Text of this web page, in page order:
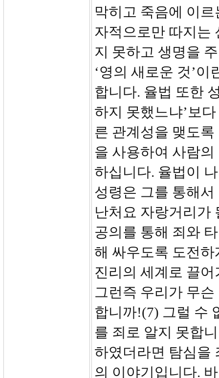
막히고 죽음에 이
자적으로만 따지는
지 못하고 생명을
‘영의 새로운 것’
합니다. 율법 또한
하지 못했느냐’보
른 관계성을 맺도
을 사용하여 사람
하십니다. 율법이
성령은 그를 통해
난처요 자랑거리가
공의를 통해 죄와
해 싸우도록 도전
진리의 세계로 끌
그런즉 우리가 무
합니까!(7) 그럴 수
를 죄로 알지 못합
하였더라면 탐심을
의 이야기입니다.